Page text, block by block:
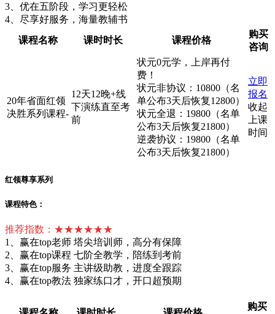
3、优在五阶段，学习更轻松
4、尽享好服务，海量教辅书
课程名称
课时时长 课程价格
购买
咨询
20年省面红领
决胜系列课程-
12天12晚+线
下演练直至考
前
状元0元学，上岸再付
费！
状元非协议：10800（名
单公布3天后恢复12800）
状元全退：19800（名单
公布3天后恢复21800）
逆袭协议：19800（名单
公布3天后恢复21800）
立即
报名
收起
上课
时间
红领尊享系列
课程特色：
推荐指数：★★★★★★
1、赢在top老师 塔尖培训师，高分有保障
2、赢在top课程 七阶全教学，陪练到考前
3、赢在top服务 主讲级助教，进度全跟踪
4、赢在top教法 独家练口才，开口超预期
购买